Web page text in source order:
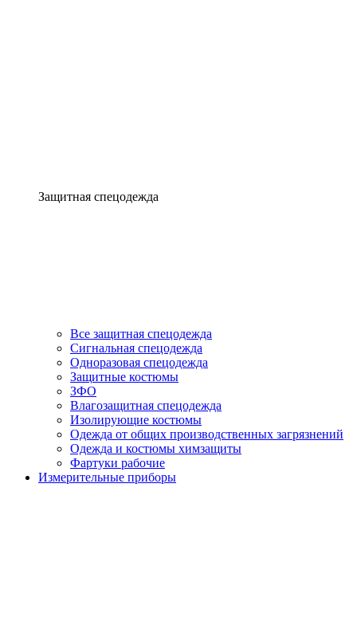
Защитная спецодежда
Все защитная спецодежда
Сигнальная спецодежда
Одноразовая спецодежда
Защитные костюмы
ЗФО
Влагозащитная спецодежда
Изолирующие костюмы
Одежда от общих производственных загрязнений
Одежда и костюмы химзащиты
Фартуки рабочие
Измерительные приборы